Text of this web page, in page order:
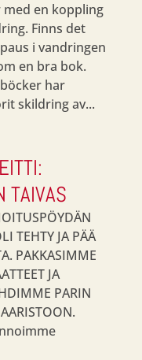
en koppling
Finns det
i vandringen
en bra bok.
har
skildring av...
TAIVAS
TEHTY JA PÄÄ
PAKKASIMME
JA
PARIN